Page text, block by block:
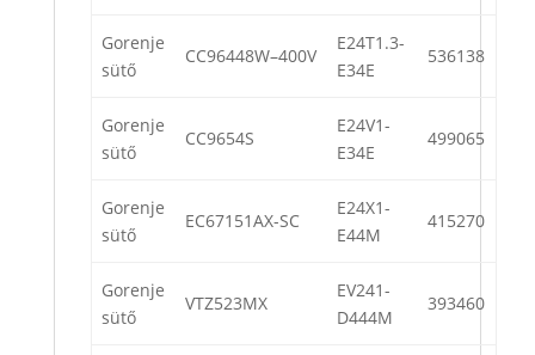
Gorenje
sütő
CC96448W–400V
E24T1.3-
E34E
536138
Gorenje
sütő
CC9654S
E24V1-
E34E
499065
Gorenje
sütő
EC67151AX-SC
E24X1-
E44M
415270
Gorenje
sütő
VTZ523MX
EV241-
D444M
393460